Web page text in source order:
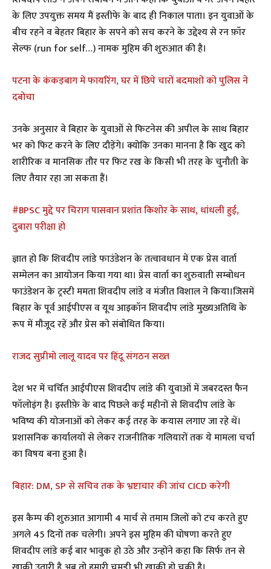
के लिए उपयुक्त समय मैं इस्तीफे के बाद ही निकाल पाता। इन युवाओं के
बीच रहने व बेहतर बिहार के सपने को सच करने के उद्देश्य से रन फ़ॉर
सेल्फ (run for self…) नामक मुहिम की शुरुआत की है।
पटना के कंकड़बाग में फायरिंग, घर में छिपे चारों बदमाशों को पुलिस ने
दबोचा
उनके अनुसार वे बिहार के युवाओं से फिटनेस की अपील के साथ बिहार
भर को फिट करने के लिए दौड़ेंगे। क्योकि उनका मानना है कि खुद को
शारीरिक व मानसिक तौर पर फिट रख के किसी भी तरह के चुनौती के
लिए तैयार रहा जा सकता हैं।
#BPSC मुद्दे पर चिराग पासवान प्रशांत किशोर के साथ, धांधली हुई,
दुबारा परीक्षा हो
ज्ञात हो कि शिवदीप लांडे फाउंडेशन के तत्वावधान में एक प्रेस वार्ता
सम्मेलन का आयोजन किया गया था। प्रेस वार्ता का शुरुवाती सम्बोधन
फाउंडेशन के ट्रस्टी ममता शिवदीप लांडे व मंजीत विशाल ने किया।जिसमें
बिहार के पूर्व आईपीएस व यूथ आइकॉन शिवदीप लांडे मुख्यअतिथि के
रूप में मौजूद रहें और प्रेस को संबोधित किया।
राजद सुप्रीमो लालू यादव पर हिंदू संगठन सख्त
देश भर में चर्चित आईपीएस शिवदीप लांडे की युवाओं में जबरदस्त फैन
फॉलोइंग है। इस्तीफ़े के बाद पिछले कई महीनों से शिवदीप लांडे के
भविष्य की योजनाओं को लेकर कई तरह के कयास लगाए जा रहे थें।
प्रशासनिक कार्यालयों से लेकर राजनीतिक गलियारों तक ये मामला चर्चा
का विषय बना हुआ है।
बिहार: DM, SP से सचिव तक के भ्रष्टाचार की जांच CICD करेगी
इस कैम्प की शुरुआत आगामी 4 मार्च से तमाम जिलों को टच करते हुए
अगले 45 दिनों तक चलेगी। अपने इस मुहिम की घोषणा करते हुए
शिवदीप लांडे कई बार भावुक हो उठे और उन्होंने कहा कि सिर्फ तन से